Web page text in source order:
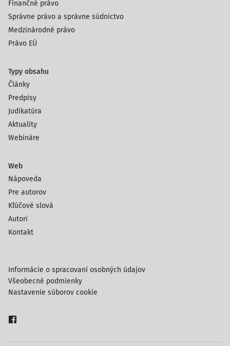
Finančné právo
Správne právo a správne súdnictvo
Medzinárodné právo
Právo EÚ
Typy obsahu
Články
Predpisy
Judikatúra
Aktuality
Webináre
Web
Nápoveda
Pre autorov
Kľúčové slová
Autori
Kontakt
Informácie o spracovaní osobných údajov
Všeobecné podmienky
Nastavenie súborov cookie